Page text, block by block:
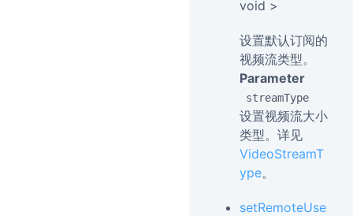
void >
设置默认订阅的
视频流类型。
Parameter
streamType
设置视频流大小
类型。详见
VideoStreamT
ype。
setRemoteUse